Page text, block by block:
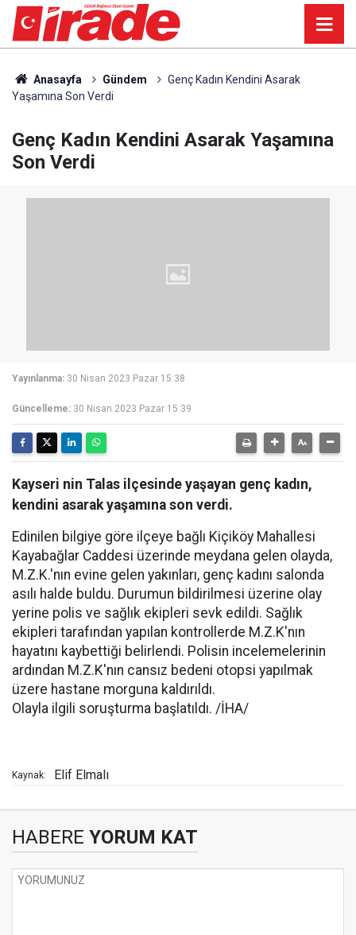
Anasayfa Gündem
Genç Kadın Kendini Asarak
Yaşamına Son Verdi
Genç Kadın Kendini Asarak Yaşamına
Son Verdi
Yayınlanma: 30 Nisan 2023 Pazar 15:38
Güncelleme: 30 Nisan 2023 Pazar 15:39
Kayseri nin Talas ilçesinde yaşayan genç kadın,
kendini asarak yaşamına son verdi.
Edinilen bilgiye göre ilçeye bağlı Kiçiköy Mahallesi
Kayabağlar Caddesi üzerinde meydana gelen olayda,
M.Z.K.'nın evine gelen yakınları, genç kadını salonda
asılı halde buldu. Durumun bildirilmesi üzerine olay
yerine polis ve sağlık ekipleri sevk edildi. Sağlık
ekipleri tarafından yapılan kontrollerde M.Z.K'nın
hayatını kaybettiği belirlendi. Polisin incelemelerinin
ardından M.Z.K'nın cansız bedeni otopsi yapılmak
üzere hastane morguna kaldırıldı.
Olayla ilgili soruşturma başlatıldı. /İHA/
Kaynak: Elif Elmalı
HABERE YORUM KAT